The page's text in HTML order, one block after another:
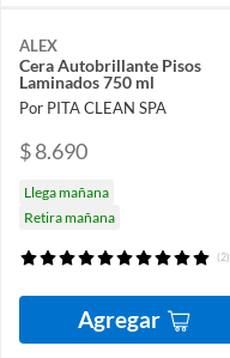
ALEX
Cera Autobrillante Pisos
Laminados 750 ml
Por PITA CLEAN SPA
$ 8.690
Llega mañana
Retira mañana
(2)
Agregar